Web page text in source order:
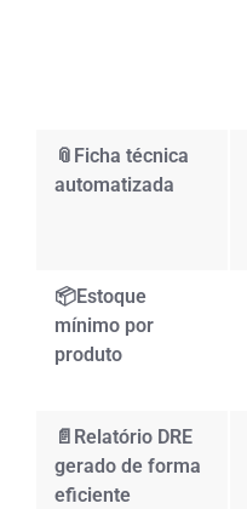
📎Ficha técnica
automatizada
📦Estoque
mínimo por
produto
📄Relatório DRE
gerado de forma
eficiente